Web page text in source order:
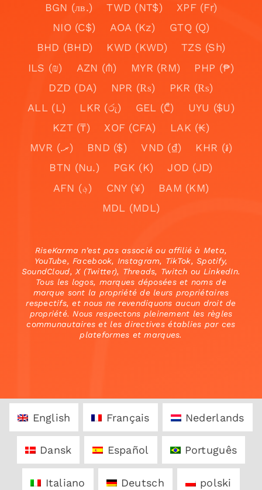
BGN (лв.)
TWD (NT$)
XPF (Fr)
NIO (C$)
AOA (Kz)
GTQ (Q)
BHD (BHD)
KWD (KWD)
TZS (Sh)
ILS (₪)
AZN (₼) MYR (RM)
PHP (₱)
DZD (DA)
NPR (₨)
PKR (₨)
ALL (L)
LKR (රු) GEL (₾)
UYU ($U)
KZT (₸)
XOF (CFA)
LAK (₭)
MVR (.ރ)
BND ($) VND (₫)
KHR (៛)
BTN (Nu.)
PGK (K)
JOD (JD)
AFN (؋)
CNY (¥)
BAM (KM)
MDL (MDL)
RiseKarma n’est pas associé ou affilié à Meta,
YouTube, Facebook, Instagram, TikTok, Spotify,
SoundCloud, X (Twitter), Threads, Twitch ou LinkedIn.
Tous les logos, marques déposées et noms de
marque sont la propriété de leurs propriétaires
respectifs, et nous ne revendiquons aucun droit de
propriété. Nous respectons pleinement les règles
communautaires et les directives établies par ces
plateformes et marques.
English Français Nederlands
Dansk Español Português
Italiano Deutsch polski